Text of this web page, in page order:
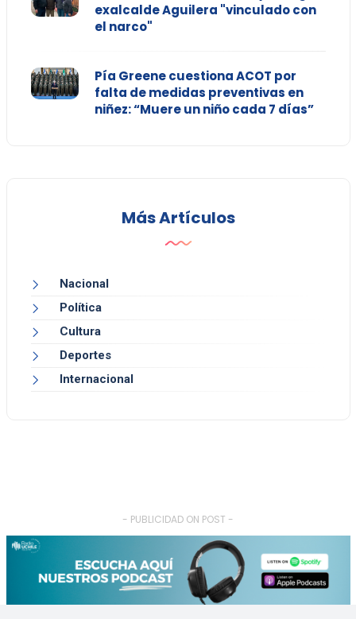
exalcalde Aguilera "vinculado con
el narco"
Pía Greene cuestiona ACOT por
falta de medidas preventivas en
niñez: “Muere un niño cada 7 días”
Más Artículos
Nacional
Política
Cultura
Deportes
Internacional
- PUBLICIDAD ON POST -